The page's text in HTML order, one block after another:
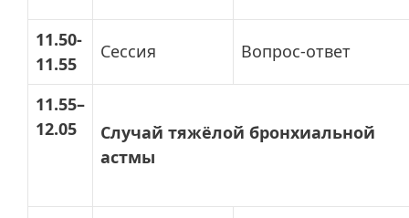
11.50-
11.55
Сессия Вопрос-ответ
11.55–
12.05
Случай тяжёлой бронхиальной
астмы